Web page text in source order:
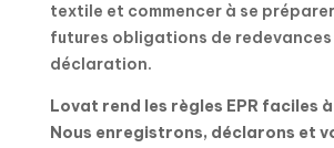
textile et commencer à se
futures obligations de redevances
déclaration.
Lovat rend les règles EPR faciles
Nous enregistrons, déclarons et